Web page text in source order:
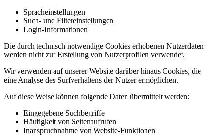
Spracheinstellungen
Such- und Filtereinstellungen
Login-Informationen
Die durch technisch notwendige Cookies erhobenen Nutzerdaten
werden nicht zur Erstellung von Nutzerprofilen verwendet.
Wir verwenden auf unserer Website darüber hinaus Cookies, die
eine Analyse des Surfverhaltens der Nutzer ermöglichen.
Auf diese Weise können folgende Daten übermittelt werden:
Eingegebene Suchbegriffe
Häufigkeit von Seitenaufrufen
Inanspruchnahme von Website-Funktionen